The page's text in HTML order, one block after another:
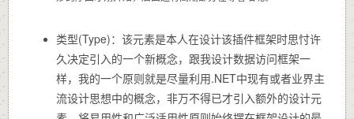
类型(Type)：该元素是本人在设计该插件框架时思忖许
久决定引入的一个新概念，跟我设计数据访问框架一
样，我的一个原则就是尽量利用.NET中现有或者业界主
流设计思想中的概念，非万不得已才引入额外的设计元